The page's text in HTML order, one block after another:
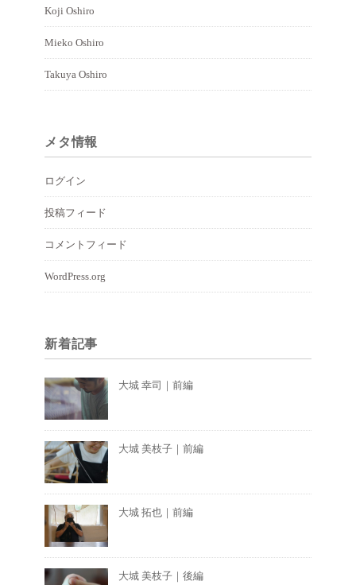
Koji Oshiro
Mieko Oshiro
Takuya Oshiro
メタ情報
ログイン
投稿フィード
コメントフィード
WordPress.org
新着記事
大城 幸司｜前編
大城 美枝子｜前編
大城 拓也｜前編
大城 美枝子｜後編